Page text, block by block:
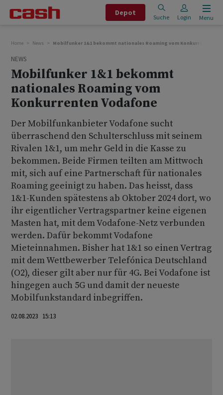
Depot
Suche Login Menu
Home News Mobilfunker 1&1 bekommt nationales Roaming vom Konkurrenten
NEWS
Mobilfunker 1&1 bekommt
nationales Roaming vom
Konkurrenten Vodafone
Der Mobilfunkanbieter Vodafone sucht
überraschend den Schulterschluss mit seinem
Rivalen 1&1, um mehr Geld in die Kasse zu
bekommen. Beide Firmen teilten am Mittwoch
mit, sich auf eine Partnerschaft für nationales
Roaming geeinigt zu haben. Das heisst, dass
1&1-Kunden spätestens ab Oktober 2024 dort, wo
ihr eigentlicher Vertragspartner keine eigenen
Masten hat, mit dem Vodafone-Netz verbunden
werden. Dafür bekommt Vodafone
Mieteinnahmen. Bisher hat 1&1 so einen Vertrag
mit dem Wettbewerber Telefónica Deutschland
(O2), dieser gilt aber nur für 4G. Bei Vodafone ist
hingegen auch 5G und damit der neueste
Mobilfunkstandard inbegriffen.
02.08.2023 15:13